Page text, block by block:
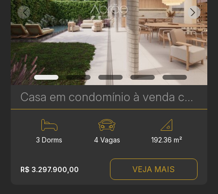
Casa em condomínio à venda com 3 suítes em Campina do Siqueira - 306,84 m² privativos - Casa Áurea | Ref. 1779
3 Dorms 4 Vagas 192.36 m²
R$ 3.297.900,00 VEJA MAIS